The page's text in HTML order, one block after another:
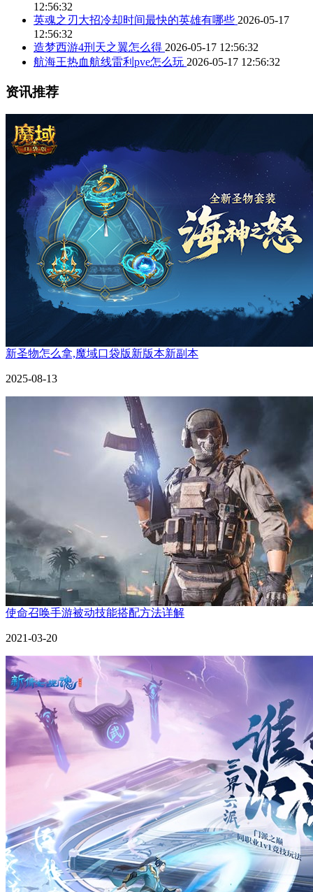
12:56:32
英魂之刃大招冷却时间最快的英雄有哪些 2026-05-17
12:56:32
造梦西游4刑天之翼怎么得 2026-05-17 12:56:32
航海王热血航线雷利pve怎么玩 2026-05-17 12:56:32
资讯推荐
新圣物怎么拿,魔域口袋版新版本新副本
2025-08-13
使命召唤手游被动技能搭配方法详解
2021-03-20